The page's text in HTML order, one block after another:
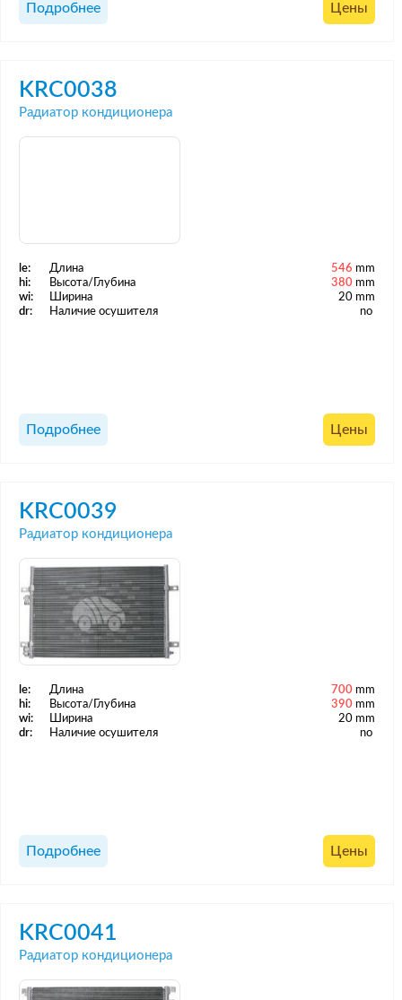
Подробнее Цены
KRC0038
Радиатор кондиционера
le: Длина 546 mm
hi:
Высота/Глубина 380 mm
wi:
Ширина
20 mm
dr:
Наличие осушителя no
Подробнее Цены
KRC0039
Радиатор кондиционера
le: Длина 700 mm
hi:
Высота/Глубина 390 mm
wi:
Ширина
20 mm
dr:
Наличие осушителя no
Подробнее Цены
KRC0041
Радиатор кондиционера